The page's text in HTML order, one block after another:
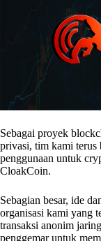
Sebagai proyek
privasi, tim kami terus
penggunaan untuk
CloakCoin.
Sebagian besar, ide
organisasi kami yang
transaksi anonim
penggemar untuk